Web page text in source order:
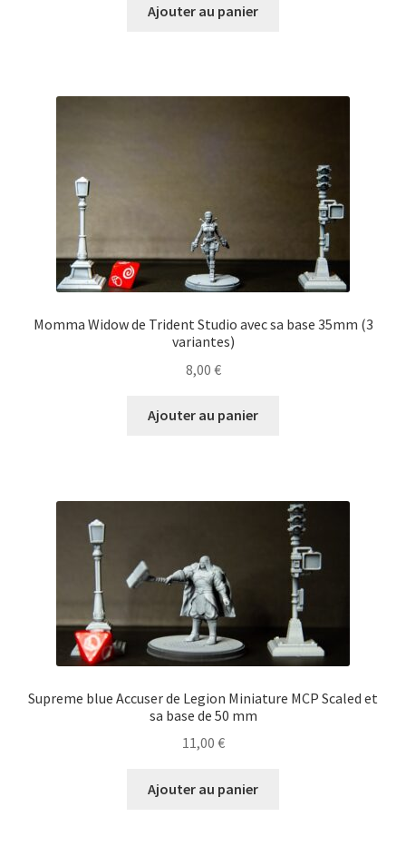
Ajouter au panier
Momma Widow de Trident Studio avec sa base 35mm (3
variantes)
8,00 €
Ajouter au panier
Supreme blue Accuser de Legion Miniature MCP Scaled et
sa base de 50 mm
11,00 €
Ajouter au panier